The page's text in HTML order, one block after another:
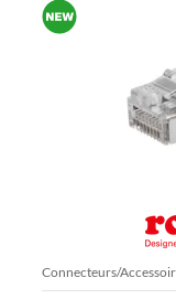
Connecteurs/